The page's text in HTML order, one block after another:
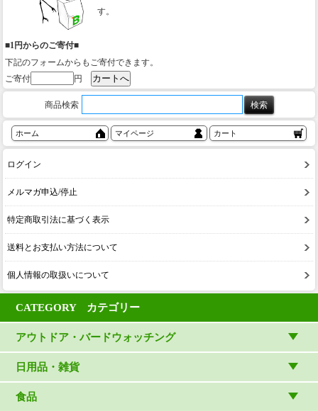
す。
■1円からのご寄付■
下記のフォームからもご寄付できます。
ご寄付
円
商品検索
ホーム マイページ カート
ログイン
メルマガ申込/停止
特定商取引法に基づく表示
送料とお支払い方法について
個人情報の取扱いについて
CATEGORY カテゴリー
アウトドア・バードウォッチング
アウトドアウェア
アウトドア雑貨
日用品・雑貨
リビング・キッチン・ファッション
食品